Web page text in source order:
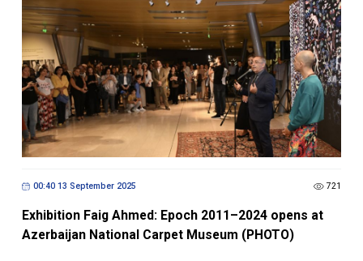
00:40 13 September 2025 721
Exhibition Faig Ahmed: Epoch 2011–2024 opens at
Azerbaijan National Carpet Museum (PHOTO)